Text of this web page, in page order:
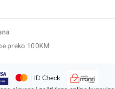
preko 100KM